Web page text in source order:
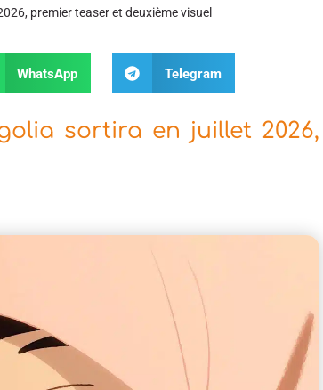
premier teaser et deuxième visuel
WhatsApp Telegram
sortira en juillet 2026,